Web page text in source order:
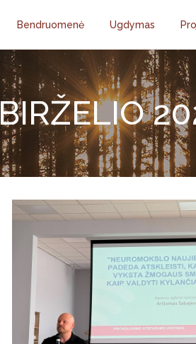
Bendruomenė Ugdymas
BIRŽELIO